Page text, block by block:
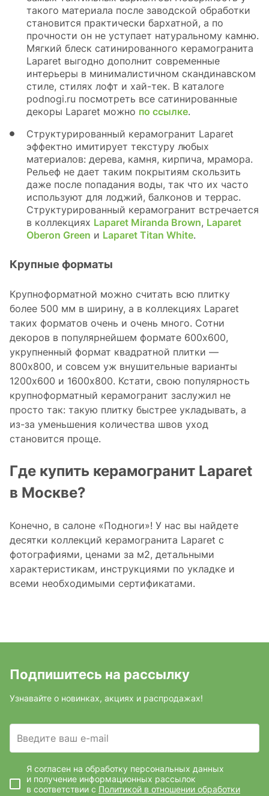
такого материала после заводской обработки
становится практически бархатной, а по
прочности он не уступает натуральному камню.
Мягкий блеск сатинированного керамогранита
Laparet выгодно дополнит современные
интерьеры в минималистичном скандинавском
стиле, стилях лофт и хай-тек. В каталоге
podnogi.ru посмотреть все сатинированные
декоры Laparet можно по ссылке.
Структурированный керамогранит Laparet
эффектно имитирует текстуру любых
материалов: дерева, камня, кирпича, мрамора.
Рельеф не дает таким покрытиям скользить
даже после попадания воды, так что их часто
используют для лоджий, балконов и террас.
Структурированный керамогранит встречается
в коллекциях Laparet Miranda Brown, Laparet
Oberon Green и Laparet Titan White.
Крупные форматы
Крупноформатной можно считать всю плитку
более 500 мм в ширину, а в коллекциях Laparet
таких форматов очень и очень много. Сотни
декоров в популярнейшем формате 600x600,
укрупненный формат квадратной плитки —
800x800, и совсем уж внушительные варианты
1200x600 и 1600x800. Кстати, свою популярность
крупноформатный керамогранит заслужил не
просто так: такую плитку быстрее укладывать, а
из-за уменьшения количества швов уход
становится проще.
Где купить керамогранит Laparet
в Москве?
Конечно, в салоне «Подноги»! У нас вы найдете
десятки коллекций керамогранита Laparet c
фотографиями, ценами за м2, детальными
характеристикам, инструкциями по укладке и
всеми необходимыми сертификатами.
Подпишитесь на рассылку
Узнавайте о новинках, акциях и распродажах!
Введите ваш e-mail
Я согласен на обработку персональных данных
и получение информационных рассылок
в соответствии с Политикой в отношении обработки